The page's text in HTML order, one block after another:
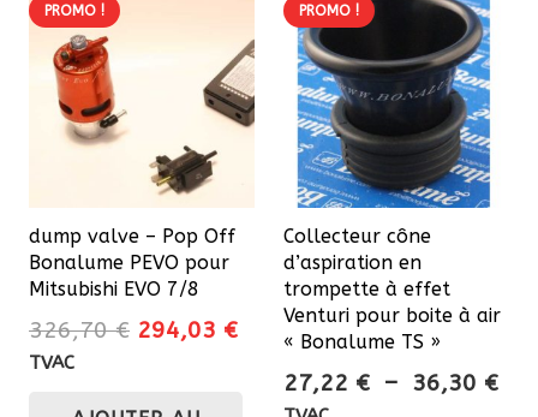
PROMO !
dump valve – Pop Off
Bonalume PEVO pour
Mitsubishi EVO 7/8
326,70€ Le
294,03 €Le
actuel
TVAC
PROMO !
Collecteur cône
d’aspiration en
trompette à effet
Venturi pour boite à air
« Bonalume TS »
27,22 € – 36,30 €